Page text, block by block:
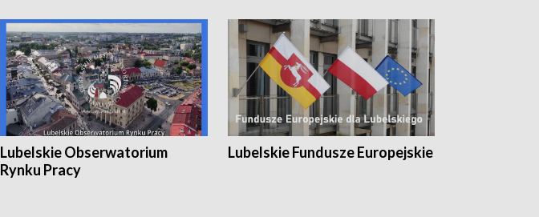
Lubelskie Obserwatorium
Rynku Pracy
Lubelskie Fundusze Europejskie